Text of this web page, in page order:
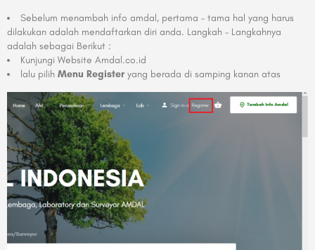
Sebelum menambah info amdal, pertama – tama hal yang harus
dilakukan adalah mendaftarkan diri anda. Langkah – Langkahnya
adalah sebagai Berikut :
Kunjungi Website Amdal.co.id
lalu pilih Menu Register yang berada di samping kanan atas